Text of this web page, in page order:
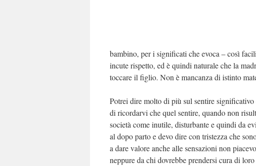
bambino, per i significati che evoca – così
incute rispetto, ed è quindi naturale che la
toccare il figlio. Non è mancanza di istinto
Potrei dire molto di più sul sentire
di ricordarvi che quel sentire, quando non
società come inutile, disturbante e quindi da
al dopo parto e devo dire con tristezza che
a dare valore anche alle sensazioni non
neppure da chi dovrebbe prendersi cura di